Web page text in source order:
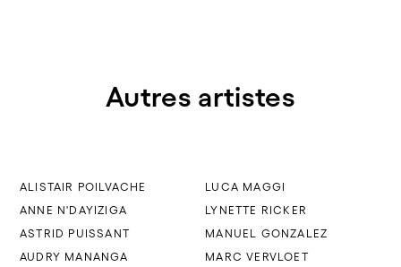
Autres artistes
ALISTAIR POILVACHE
ANNE N'DAYIZIGA
ASTRID PUISSANT
AUDRY MANANGA
LUCA MAGGI
LYNETTE RICKER
MANUEL GONZALEZ
MARC VERVLOET